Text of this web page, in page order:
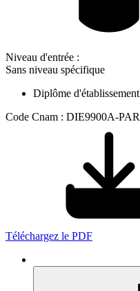
Niveau d'entrée :
Sans niveau spécifique
Diplôme d'établissement
Code Cnam : DIE9900A-PAR
Téléchargez le PDF